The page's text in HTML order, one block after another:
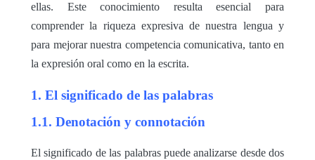
ellas. Este conocimiento resulta esencial para
comprender la riqueza expresiva de nuestra lengua y
para mejorar nuestra competencia comunicativa, tanto en
la expresión oral como en la escrita.
1. El significado de las palabras
1.1. Denotación y connotación
El significado de las palabras puede analizarse desde dos